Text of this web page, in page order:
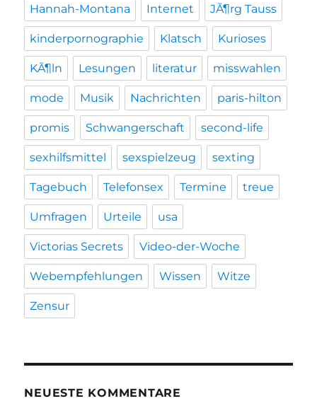
Hannah-Montana Internet JÃ¶rg Tauss
kinderpornographie Klatsch Kurioses
KÃ¶ln Lesungen literatur misswahlen
mode Musik Nachrichten paris-hilton
promis Schwangerschaft second-life
sexhilfsmittel sexspielzeug sexting
Tagebuch Telefonsex Termine treue
Umfragen Urteile usa
Victorias Secrets Video-der-Woche
Webempfehlungen Wissen Witze
Zensur
NEUESTE KOMMENTARE